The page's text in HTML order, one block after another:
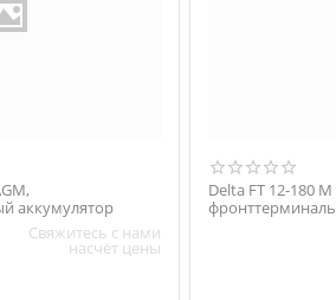
аккумулятор
Свяжитесь с нами
насчёт цены
Delta FT 12-180 M